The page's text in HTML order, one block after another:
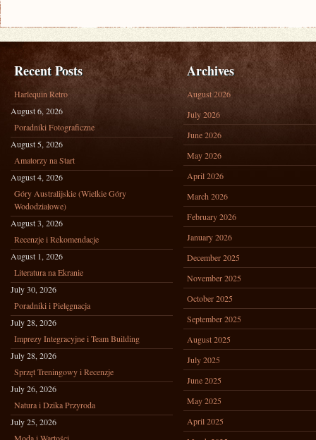
Recent Posts
Harlequin Retro
August 6, 2026
Poradniki Fotograficzne
August 5, 2026
Amatorzy na Start
August 4, 2026
Góry Australijskie (Wielkie Góry
Wododziałowe)
August 3, 2026
Recenzje i Rekomendacje
August 1, 2026
Literatura na Ekranie
July 30, 2026
Poradniki i Pielęgnacja
July 28, 2026
Imprezy Integracyjne i Team Building
July 28, 2026
Sprzęt Treningowy i Recenzje
July 26, 2026
Natura i Dzika Przyroda
July 25, 2026
Archives
August 2026
July 2026
June 2026
May 2026
April 2026
March 2026
February 2026
January 2026
December 2025
November 2025
October 2025
September 2025
August 2025
July 2025
June 2025
May 2025
April 2025